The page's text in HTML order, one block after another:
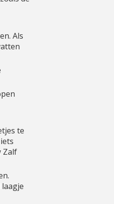
Als
te
Zalf